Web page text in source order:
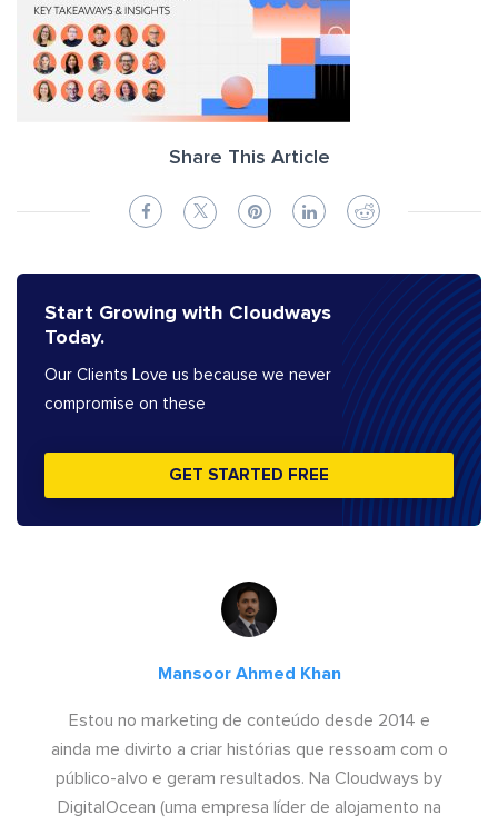
Share This Article
Start Growing with Cloudways
Today.
Our Clients Love us because we never
compromise on these
GET STARTED FREE
Mansoor Ahmed Khan
Estou no marketing de conteúdo desde 2014 e
ainda me divirto a criar histórias que ressoam com o
público-alvo e geram resultados. Na Cloudways by
DigitalOcean (uma empresa líder de alojamento na